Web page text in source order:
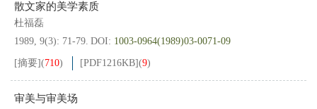
散文家的美学素质
杜福磊
1989, 9(3): 71-79. DOI: 1003-0964(1989)03-0071-09
[摘要](710) [PDF1216KB](9)
审美与审美场